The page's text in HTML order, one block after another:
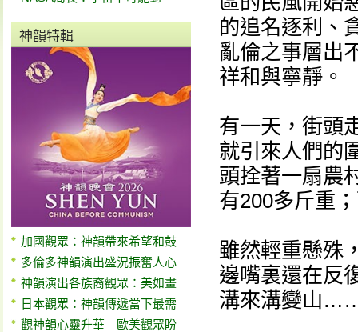
神韻特輯
加國觀眾：神韻帶來希望和鼓
多倫多神韻演出盛況振奮人心
神韻演出各族裔觀眾：美如畫
日本觀眾：神韻傳遞當下最需
觀神韻心靈升華 歐美觀眾盼
的追名逐利、
亂倫之事層出
祥和與寧靜。
有一天，街頭
就引來人們的
頭拴著一扇農
有200多斤重
雖然輕重懸殊
邊嘴裏還在反
溝來溝變山